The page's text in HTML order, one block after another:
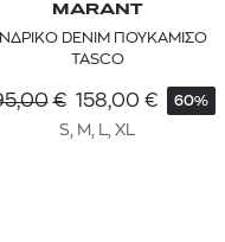
MARANT
DENIM ΠΟΥΚΑΜΙΣΟ
TASCO
€ 158,00 € 60%
S, M, L, XL